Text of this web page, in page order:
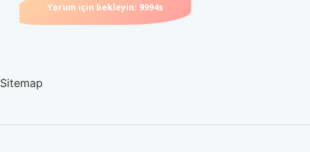
Sitemap